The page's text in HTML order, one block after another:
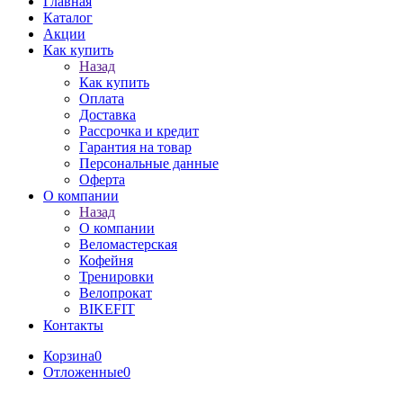
Каталог
Акции
Как купить
Назад
Как купить
Оплата
Доставка
Рассрочка и кредит
Гарантия на товар
Персональные данные
Оферта
О компании
Назад
О компании
Веломастерская
Кофейня
Тренировки
Велопрокат
BIKEFIT
Контакты
Корзина0
Отложенные0